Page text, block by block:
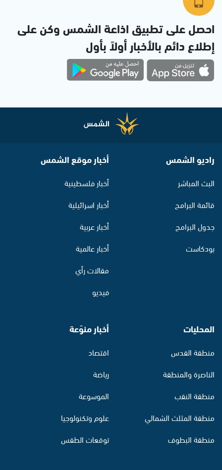
احصل على تطبيق اذاعة الشمس وكن على
إطلاع دائم بالأخبار أولاً بأول
راديو الشمس
البث المباشر
قائمة البرامج
جدول البرامج
بودكاست
أخبار موقع الشمس
أخبار فلسطينية
أخبار اسرائيلية
أخبار عربية
أخبار عالمية
مقالات رأي
فيديو
المحليات
منطقة القدس
الناصرة والمنطقة
منطقة النقب
منطقة المثلث الشمالي
منطقة البطوف
أخبار منوّعة
اقتصاد
رياضة
الموسوعة
علوم وتكنولوجيا
توقعات الطقس